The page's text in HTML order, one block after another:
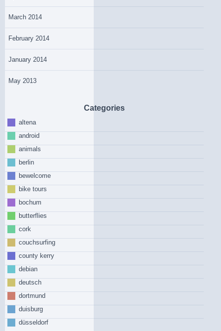
March 2014
February 2014
January 2014
May 2013
Categories
altena
android
animals
berlin
bewelcome
bike tours
bochum
butterflies
cork
couchsurfing
county kerry
debian
deutsch
dortmund
duisburg
düsseldorf